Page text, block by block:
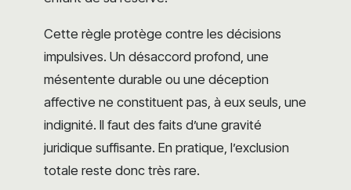
Cette règle protège contre les décisions
impulsives. Un désaccord profond, une
mésentente durable ou une déception
affective ne constituent pas, à eux seuls, une
indignité. Il faut des faits d’une gravité
juridique suffisante. En pratique, l’exclusion
totale reste donc très rare.